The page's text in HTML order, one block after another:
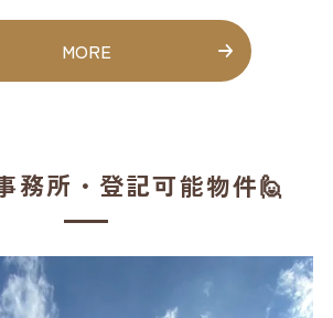
MORE
務所・登記可能物件🙋